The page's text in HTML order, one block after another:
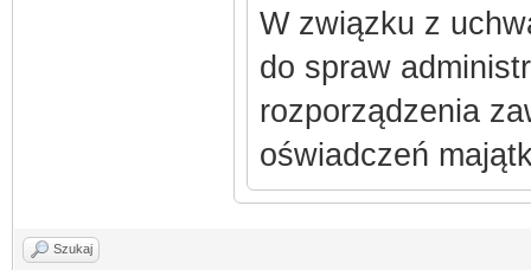
W związku z
do spraw
rozporządzenia
oświadczeń
Szukaj